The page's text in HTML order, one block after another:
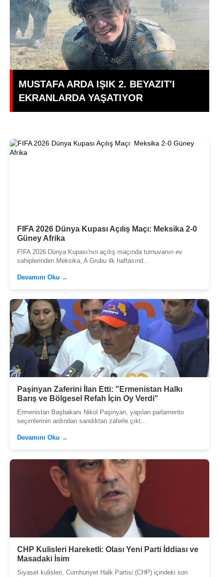
MUSTAFA ARDA IŞIK 2. BEYAZIT'I
EKRANLARDA YAŞATIYOR
FIFA 2026 Dünya Kupası Açılış Maçı: Meksika 2-0
Güney Afrika
FIFA 2026 Dünya Kupası'nın açılış maçında turnuvanın ev
sahiplerinden Meksika, A Grubu ilk haftasınd...
Devamını Oku →
Paşinyan Zaferini İlan Etti: "Ermenistan Halkı
Barış ve Bölgesel Refah İçin Oy Verdi"
Ermenistan Başbakanı Nikol Paşinyan, yapılan parlamento
seçimlerinin ardından sandıktan zaferle çıkt...
Devamını Oku →
CHP Kulisleri Hareketli: Olası Yeni Parti İddiası ve
Masadaki İsim
Siyaset kulisleri, Cumhuriyet Halk Partisi (CHP) içindeki son